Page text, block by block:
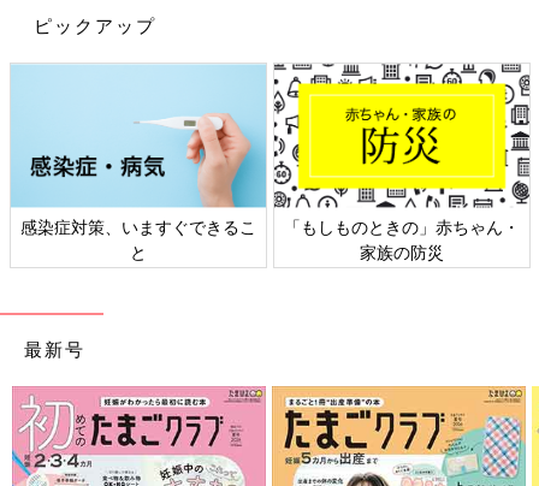
とになり、無駄遣いになってしまうことに。
買い物に行く前に買うものをリスト化し、それ以外のものをなる
べく買わない習慣は、節約にも役立つのではないでしょうか」
（くぅちゃん）
食費節約のポイントはズバリ…⁉ 6年間
で1000万円貯めた時短節約家くぅちゃん
の食費節約方法
人気時短節約家のくぅちゃんこと、中野めぐみ
買いすぎてしまうこともある100円ショップ。100円とはいえ、
無駄にしてはもったいない。リスト化は大事ですね。
（取材・文／酒井範子、たまひよONLINE編集部）
※文中のコメントは「たまひよ」WEB・アプリユーザーから集め
た体験談を再編集したものです。
ピックアップ
感染症対策、いますぐできるこ
と
「もしものときの」赤ちゃん・
家族の防災
最新号